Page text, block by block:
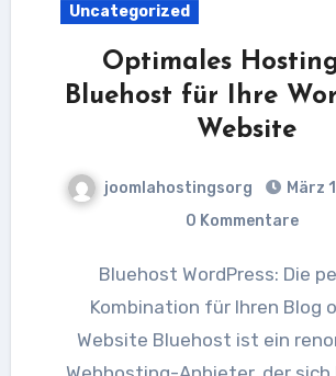
Uncategorized
Optimales
Bluehost für Ihre
Website
joomlahostingsorg
März
0 Kommentare
Bluehost WordPress: Die perfekte
Kombination für Ihren Blog
Website Bluehost ist ein